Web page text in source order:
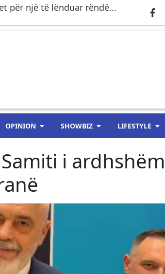
për një të lënduar rëndë...
OPINION SHOWBIZ LIFESTYLE
i